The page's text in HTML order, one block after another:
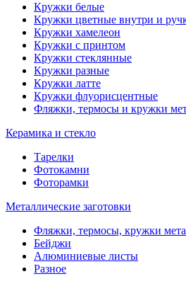
Кружки белые
Кружки цветные внутри и
Кружки хамелеон
Кружки c принтом
Кружки стеклянные
Кружки разные
Кружки латте
Кружки флуорисцентные
Фляжки, термосы и кружки
Керамика и стекло
Тарелки
Фотокамни
Фоторамки
Металлические заготовки
Фляжки, термосы, кружки
Бейджи
Алюминиевые листы
Разное